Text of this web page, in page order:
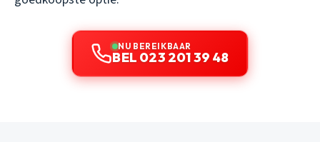
NU BEREIKBAAR
BEL 023 201 39 48